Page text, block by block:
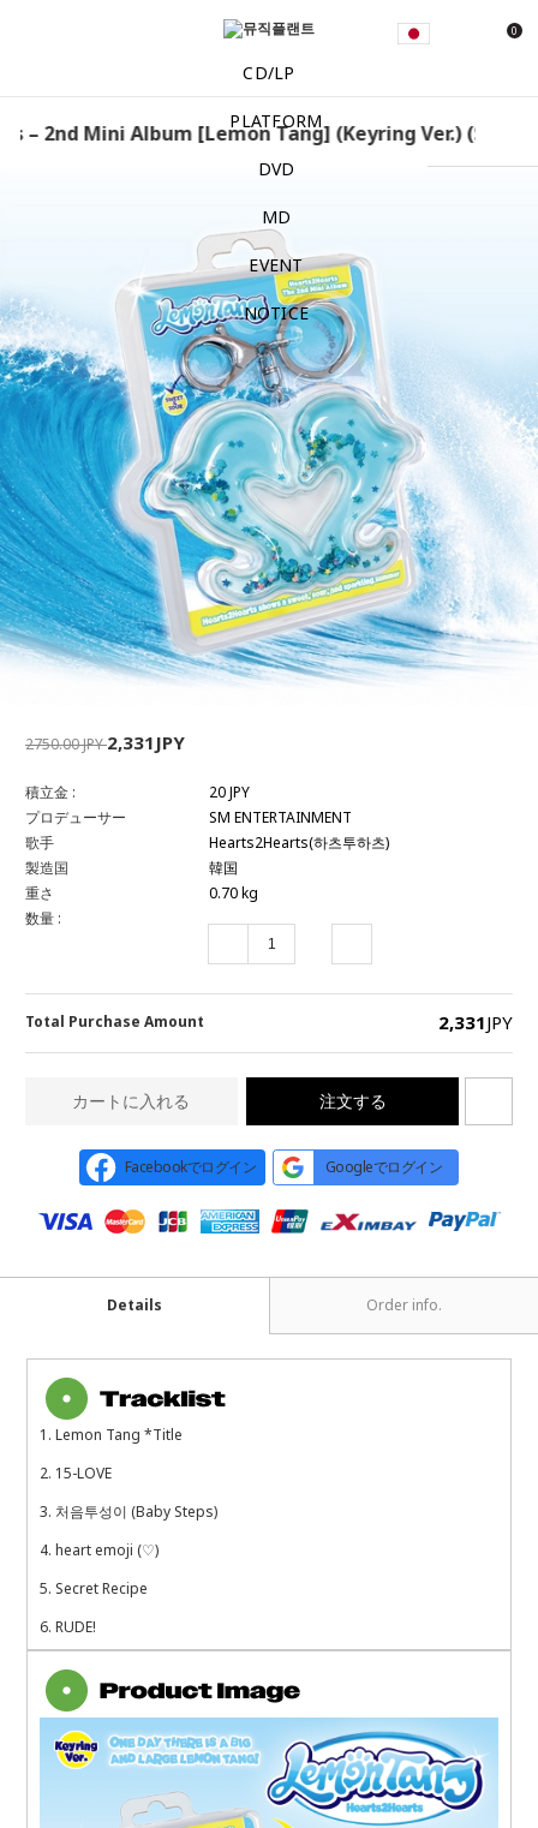
0
CD/LP
PLATFORM
DVD
MD
EVENT
NOTICE
– 2nd Mini Album [Lemon Tang] (Keyring Ver.)
2750.00 JPY2,331JPY
積立金 :
20 JPY
プロデューサー
SM ENTERTAINMENT
歌手
Hearts2Hearts(하츠투하츠)
製造国
韓国
重さ
0.70 kg
数量 :
Total Purchase Amount 2,331JPY
カートに入れる 注文する
Facebookでログイン Googleでログイン
Details Order info.
1. Lemon Tang *Title
2. 15-LOVE
3. 처음투성이 (Baby Steps)
4. heart emoji (♡)
5. Secret Recipe
6. RUDE!